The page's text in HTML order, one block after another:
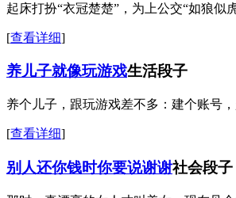
起床打扮“衣冠楚楚”，为上公交“如狼似
[查看详细]
养儿子就像玩游戏生活段子
养个儿子，跟玩游戏差不多：建个账
[查看详细]
别人还你钱时你要说谢谢社会段子